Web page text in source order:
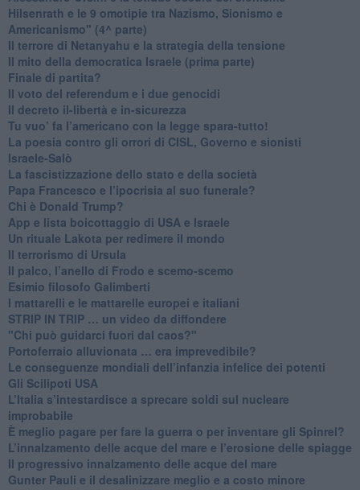
​Hilsenrath e le 9 omotipie tra Nazismo, Sionismo e
Americanismo" (4^ parte)
​Il terrore di Netanyahu e la strategia della tensione
Il mito della democratica Israele (prima parte)
​Finale di partita?
​Il voto del referendum e i due genocidi
Il decreto il-libertà e in-sicurezza
Tu vuo’ fa l’americano con la legge spara-tutto!
La poesia contro gli orrori di CISL, Governo e sionisti
Israele-Salò
​La fascistizzazione dello stato e della società
Papa Francesco e l’ipocrisia al suo funerale?
​Chi è Donald Trump?
App e lista boicottaggio di USA e Israele
​Un rituale Lakota per redimere il mondo
Il terrorismo di Ursula
​Il palco, l’anello di Frodo e scemo-scemo
Esimio filosofo Galimberti
​I mattarelli e le mattarelle europei e italiani
​STRIP IN TRIP … un video da diffondere
"Chi può guidarci fuori dal caos?"
​Portoferraio alluvionata … era imprevedibile?
Le conseguenze mondiali dell’infanzia infelice dei potenti
​Gli Scilipoti USA
L’Italia s’intestardisce a sprecare soldi sul nucleare
improbabile
È meglio pagare per fare la guerra o per inventare gli Spinrel?
​L’innalzamento delle acque del mare e l’erosione delle spiagge
​Il progressivo innalzamento delle acque del mare
​Gunter Pauli e il desalinizzare meglio e a costo minore